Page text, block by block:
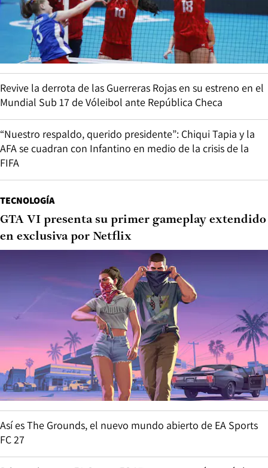
Revive la derrota de las Guerreras Rojas en su estreno en el
Mundial Sub 17 de Vóleibol ante República Checa
“Nuestro respaldo, querido presidente”: Chiqui Tapia y la
AFA se cuadran con Infantino en medio de la crisis de la
FIFA
TECNOLOGÍA
GTA VI presenta su primer gameplay extendido
en exclusiva por Netflix
Así es The Grounds, el nuevo mundo abierto de EA Sports
FC 27